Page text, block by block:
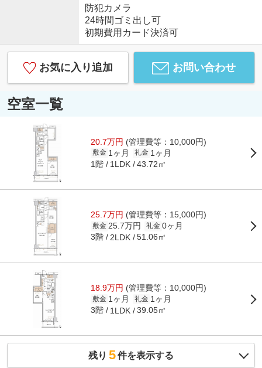
防犯カメラ
24時間ゴミ出し可
初期費用カード決済可
お気に入り追加 お問い合わせ
空室一覧
20.7万円 (管理費等：10,000円)
敷金 1ヶ月 礼金 1ヶ月
1階 1LDK 43.72㎡
25.7万円 (管理費等：15,000円)
敷金 25.7万円 礼金 0ヶ月
3階 2LDK 51.06㎡
18.9万円 (管理費等：10,000円)
敷金 1ヶ月 礼金 1ヶ月
3階 1LDK 39.05㎡
残り 5件を表示する